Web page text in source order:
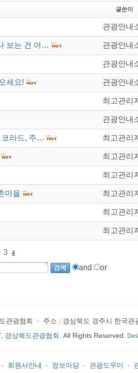
글쓴이
관광안내
보는 건 어… 관광안내
관광안내
세요! 관광안내
최고관리
관광안내
코라드, 주… 최고관리
최고관리
최고관리
마을 최고관리
최고관리
최고관리
3 4
and or
관광협회 · 주소 : 경상북도 경주시 한국관
경상북도관광협회 . All Rights Reserved.
· 회원사안내 · 정보마당 · 관광도우미 ·